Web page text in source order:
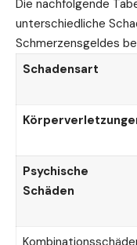
Die nachfolgende
unterschiedliche
Schmerzensgeldes
Schadensart
Psychische
Schäden